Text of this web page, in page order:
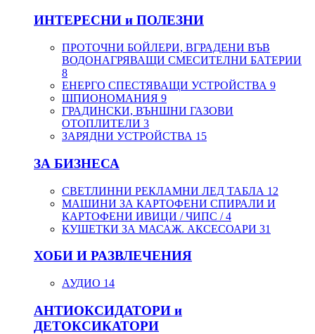
ИНТЕРЕСНИ и ПОЛЕЗНИ
ПРОТОЧНИ БОЙЛЕРИ, ВГРАДЕНИ ВЪВ
ВОДОНАГРЯВАЩИ СМЕСИТЕЛНИ БАТЕРИИ
8
ЕНЕРГО СПЕСТЯВАЩИ УСТРОЙСТВА 9
ШПИОНОМАНИЯ 9
ГРАДИНСКИ, ВЪНШНИ ГАЗОВИ
ОТОПЛИТЕЛИ 3
ЗАРЯДНИ УСТРОЙСТВА 15
ЗА БИЗНЕСА
СВЕТЛИННИ РЕКЛАМНИ ЛЕД ТАБЛА 12
МАШИНИ ЗА КАРТОФЕНИ СПИРАЛИ И
КАРТОФЕНИ ИВИЦИ / ЧИПС /4
КУШЕТКИ ЗА МАСАЖ. АКСЕСОАРИ 31
ХОБИ И РАЗВЛЕЧЕНИЯ
АУДИО 14
АНТИОКСИДАТОРИ и
ДЕТОКСИКАТОРИ